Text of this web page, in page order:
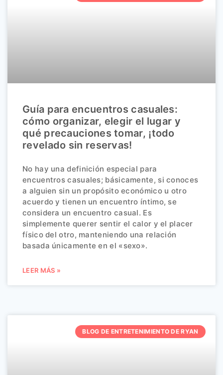
Guía para encuentros casuales:
cómo organizar, elegir el lugar y
qué precauciones tomar, ¡todo
revelado sin reservas!
No hay una definición especial para
encuentros casuales; básicamente, si conoces
a alguien sin un propósito económico u otro
acuerdo y tienen un encuentro íntimo, se
considera un encuentro casual. Es
simplemente querer sentir el calor y el placer
físico del otro, manteniendo una relación
basada únicamente en el «sexo».
LEER MÁS »
BLOG DE ENTRETENIMIENTO DE RYAN